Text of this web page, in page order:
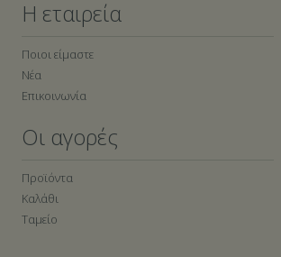
Η εταιρεία
Ποιοι είμαστε
Νέα
Επικοινωνία
Οι αγορές
Προϊόντα
Καλάθι
Ταμείο